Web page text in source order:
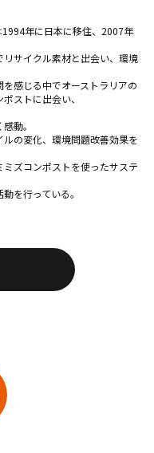
年に日本に移住、2007年
サイクル素材と出会い、環境
感じる中でオーストラリアの
ストに出会い、
動。
の変化、環境問題改善効果を
ズコンポストを使ったサステ
を行っている。